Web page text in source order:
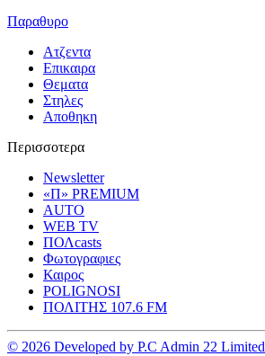
Παραθυρο
Ατζεντα
Επικαιρα
Θεματα
Στηλες
Αποθηκη
Περισσοτερα
Newsletter
«Π» PREMIUM
AUTO
WEB TV
ΠΟΛcasts
Φωτογραφιες
Καιρος
POLIGNOSI
ΠΟΛΙΤΗΣ 107.6 FM
© 2026 Developed by P.C Admin 22 Limited